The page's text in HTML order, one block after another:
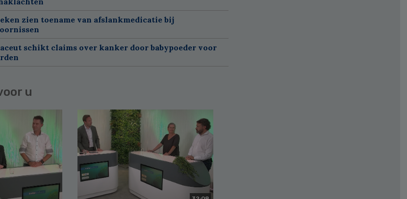
zien toename van afslankmedicatie bij
schikt claims over kanker door babypoeder voor
u